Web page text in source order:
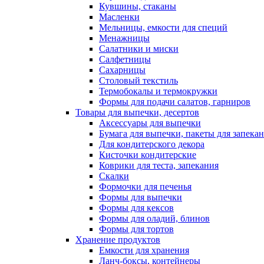
Кувшины, стаканы
Масленки
Мельницы, емкости для специй
Менажницы
Салатники и миски
Салфетницы
Сахарницы
Столовый текстиль
Термобокалы и термокружки
Формы для подачи салатов, гарниров
Товары для выпечки, десертов
Аксессуары для выпечки
Бумага для выпечки, пакеты для
Для кондитерского декора
Кисточки кондитерские
Коврики для теста, запекания
Скалки
Формочки для печенья
Формы для выпечки
Формы для кексов
Формы для оладий, блинов
Формы для тортов
Хранение продуктов
Емкости для хранения
Ланч-боксы, контейнеры